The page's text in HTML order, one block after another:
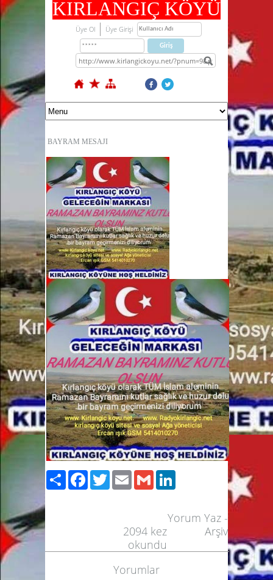
KIRLANGIÇ KÖYÜ
Üye Ol Üye Girişi
BAYRAM MESAJI
PaylaşFacebook
TwitterEmailGmail
Yorum Yaz -
Arşiv
2094 kez
okundu
Yorumlar